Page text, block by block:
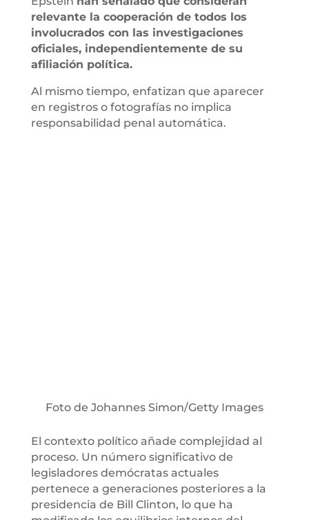
relevante la cooperación de todos los
involucrados con las investigaciones
oficiales, independientemente de su
afiliación política.
Al mismo tiempo, enfatizan que aparecer
en registros o fotografías no implica
responsabilidad penal automática.
Foto de Johannes Simon/Getty Images
El contexto político añade complejidad al
proceso. Un número significativo de
legisladores demócratas actuales
pertenece a generaciones posteriores a la
presidencia de Bill Clinton, lo que ha